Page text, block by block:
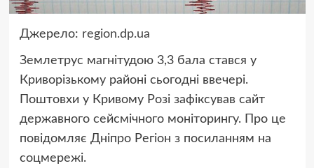
Джерело: region.dp.ua
Землетрус магнітудою 3,3 бала стався у
Криворізькому районі сьогодні ввечері.
Поштовхи у Кривому Розі зафіксував сайт
державного сейсмічного моніторингу. Про це
повідомляє Дніпро Регіон з посиланням на
соцмережі.